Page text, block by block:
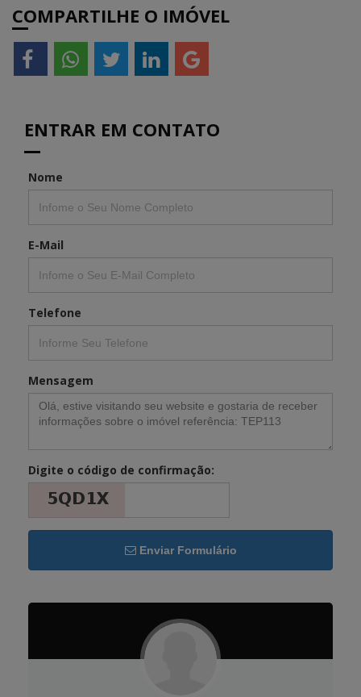
COMPARTILHE O IMÓVEL
ENTRAR EM CONTATO
Nome
E-Mail
Telefone
Mensagem
Digite o código de confirmação:
Enviar Formulário